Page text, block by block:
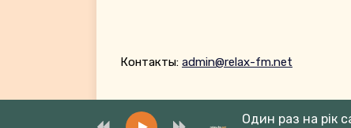
Контакты: admin@relax-fm.net
Один раз на рік